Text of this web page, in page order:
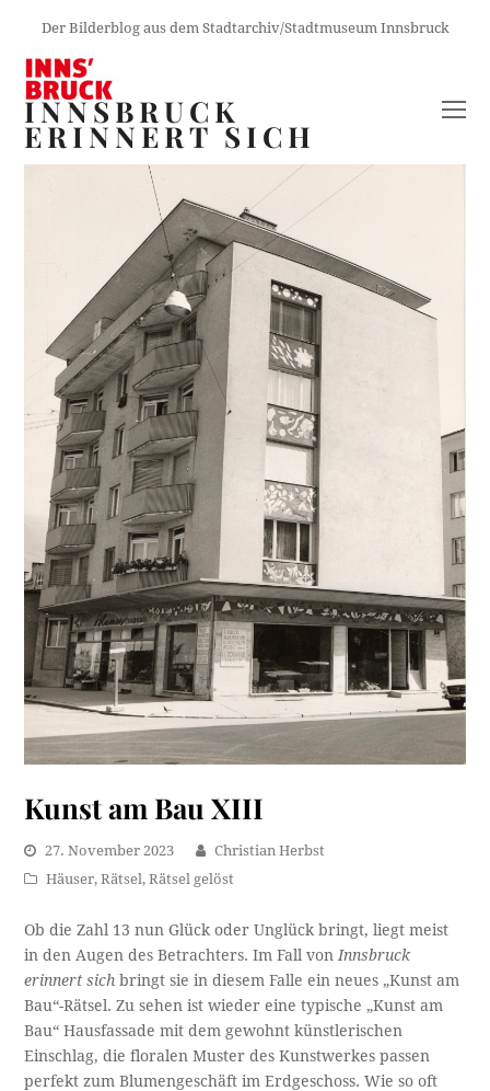
Der Bilderblog aus dem Stadtarchiv/Stadtmuseum Innsbruck
INNSBRUCK
ERINNERT SICH
Kunst am Bau XIII
27. November 2023
Christian Herbst
Häuser,Rätsel,Rätsel gelöst
Ob die Zahl 13 nun Glück oder Unglück bringt, liegt meist
in den Augen des Betrachters. Im Fall von Innsbruck
erinnert sich bringt sie in diesem Falle ein neues „Kunst am
Bau“-Rätsel. Zu sehen ist wieder eine typische „Kunst am
Bau“ Hausfassade mit dem gewohnt künstlerischen
Einschlag, die floralen Muster des Kunstwerkes passen
perfekt zum Blumengeschäft im Erdgeschoss. Wie so oft